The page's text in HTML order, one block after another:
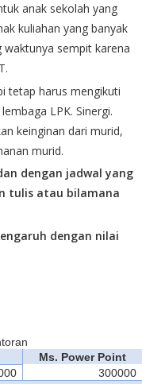
anak sekolah yang
kuliahan yang banyak
sempit karena
tetap harus mengikuti
LPK. Sinergi.
keinginan dari murid,
murid.
dengan jadwal yang
tulis atau bilamana
dengan nilai
Ms. Power Point
300000